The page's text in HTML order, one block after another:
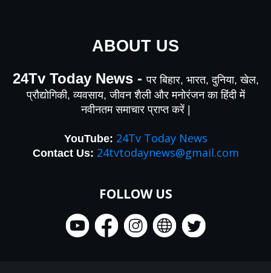
ABOUT US
24Tv Today News -पर बिहार, भारत, दुनिया, खेल,
प्रौद्योगिकी, व्यवसाय, जीवन शैली और मनोरंजन का हिंदी में
नवीनतम समाचार प्राप्त करें |
YouTube: 24Tv Today News
Contact Us: 24tvtodaynews@gmail.com
FOLLOW US